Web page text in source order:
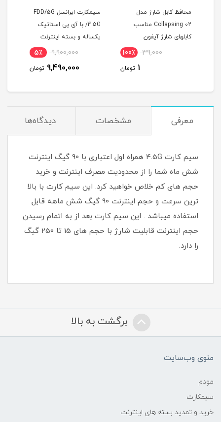
سیمکارت ایرانسل FDD/5G
/4.5G با آی پی استاتیک
یکساله و بسته اینترنت
200 گیگ یکساله
9,900,000
9,490,000
مدل E5785-320a Cat7
LTE
18,800,000
17,800,000
معرفی مشخصات دیدگاه‌ها
سیم کارت 4.5G همراه اول اعتباری با 90 گیگ اینترنت
شش ماه شما را از محدودیت مصرف اینترنت و خرید
حجم های کم خلاص خواهید کرد. این سیم کارت با بالا
ترین سرعت و حجم اینترنت 90 گیگ شش ماهه قابل
استفاده میباشد . این سیم کارت بعد از به اتمام رسیدن
حجم اینترنت قابلیت شارژ با حجم های 15 تا 250 گیگ
را دارد.
برگشت به بالا
منوی وب‌سایت
مودم
سیمکارت
خرید و تمدید بسته های اینترنت